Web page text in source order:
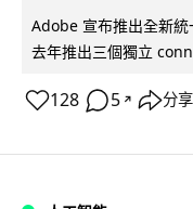
Adobe 宣布推出全新
去年推出三個獨立
128 5 ↗ 分享